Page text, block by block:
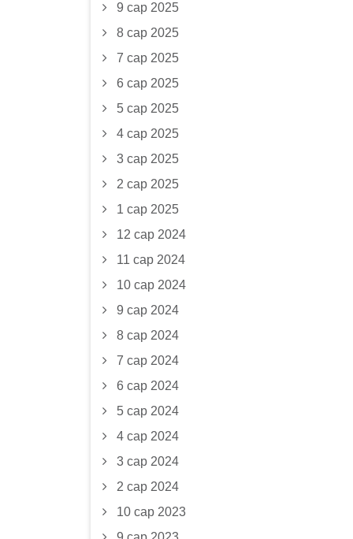
9 сар 2025
8 сар 2025
7 сар 2025
6 сар 2025
5 сар 2025
4 сар 2025
3 сар 2025
2 сар 2025
1 сар 2025
12 сар 2024
11 сар 2024
10 сар 2024
9 сар 2024
8 сар 2024
7 сар 2024
6 сар 2024
5 сар 2024
4 сар 2024
3 сар 2024
2 сар 2024
10 сар 2023